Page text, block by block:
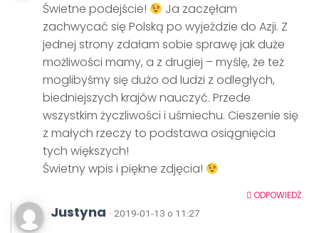
Świetne podejście!
Ja zaczęłam
zachwycać się Polską po wyjeździe do Azji. Z
jednej strony zdałam sobie sprawę jak duże
możliwości mamy, a z drugiej – myślę, że też
moglibyśmy się dużo od ludzi z odległych,
biedniejszych krajów nauczyć. Przede
wszystkim życzliwości i uśmiechu. Cieszenie się
z małych rzeczy to podstawa osiągnięcia
tych większych!
Świetny wpis i piękne zdjęcia!
ODPOWIEDŹ
Justyna · 2019-01-13 o 11:27